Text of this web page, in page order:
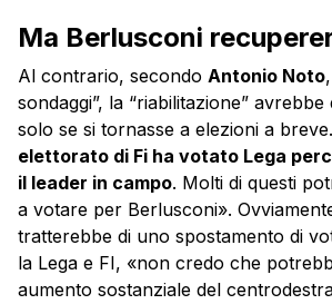
Ma Berlusconi
Al contrario, secondo Antonio Noto
sondaggi”, la “riabilitazione”
solo se si tornasse a elezioni a
elettorato di Fi ha votato Lega
il leader in campo. Molti di questi
a votare per Berlusconi».
tratterebbe di uno spostamento di
la Lega e FI, «non credo che
aumento sostanziale del